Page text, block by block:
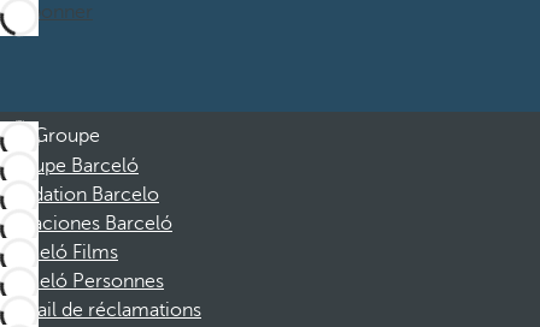
M’abonner
Groupe
Groupe Barceló
Fondation Barcelo
Vacaciones Barceló
Barceló Films
Barceló Personnes
Portail de réclamations